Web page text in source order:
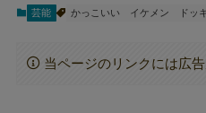
芸能 かっこいい イケメン ドッ
当ページのリンクには広